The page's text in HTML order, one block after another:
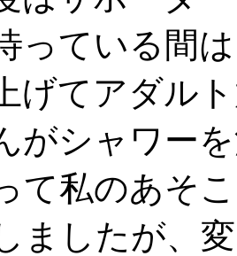
っている間
げてアダル
がシャワー
て私のあそ
ましたが、